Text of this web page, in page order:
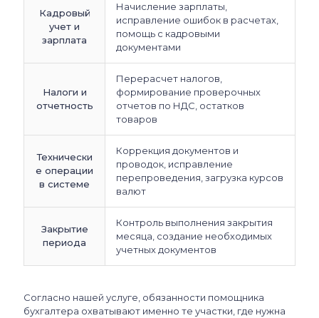
Кадровый
учет и
зарплата
Начисление зарплаты,
исправление ошибок в расчетах,
помощь с кадровыми
документами
Налоги и
отчетность
Перерасчет налогов,
формирование проверочных
отчетов по НДС, остатков
товаров
Технически
е операции
в системе
Коррекция документов и
проводок, исправление
перепроведения, загрузка курсов
валют
Закрытие
периода
Контроль выполнения закрытия
месяца, создание необходимых
учетных документов
Согласно нашей услуге, обязанности помощника
бухгалтера охватывают именно те участки, где нужна